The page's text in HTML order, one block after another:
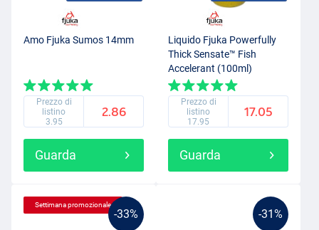
Amo Fjuka Sumos 14mm
Prezzo di
listino
3.95
2.86
Guarda
Liquido Fjuka Powerfully
Thick Sensate™ Fish
Accelerant (100ml)
Prezzo di
listino
17.95
17.05
Guarda
-33%
Settimana promozionale
-31%